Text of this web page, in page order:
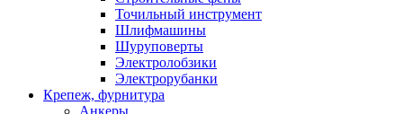
Точильный инструмент
Шлифмашины
Шуруповерты
Электролобзики
Электрорубанки
Крепеж, фурнитура
Анкеры